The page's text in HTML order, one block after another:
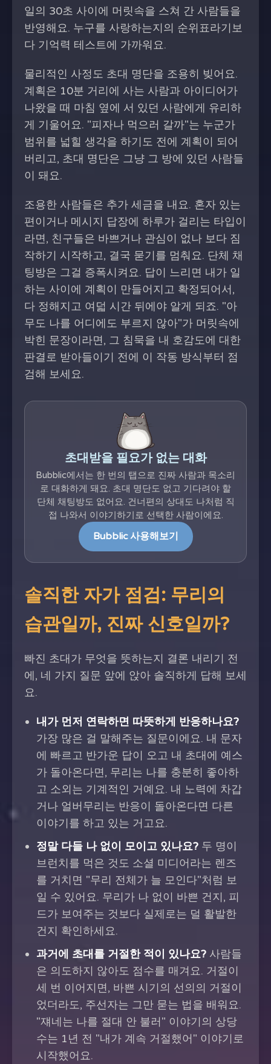
일의 30초 사이에 머릿속을 스쳐 간 사람들을
반영해요. 누구를 사랑하는지의 순위표라기보
다 기억력 테스트에 가까워요.
물리적인 사정도 초대 명단을 조용히 빚어요.
계획은 10분 거리에 사는 사람과 아이디어가
나왔을 때 마침 옆에 서 있던 사람에게 유리하
게 기울어요. "피자나 먹으러 갈까"는 누군가
범위를 넓힐 생각을 하기도 전에 계획이 되어
버리고, 초대 명단은 그냥 그 방에 있던 사람들
이 돼요.
조용한 사람들은 추가 세금을 내요. 혼자 있는
편이거나 메시지 답장에 하루가 걸리는 타입이
라면, 친구들은 바쁘거나 관심이 없나 보다 짐
작하기 시작하고, 결국 묻기를 멈춰요. 단체 채
팅방은 그걸 증폭시켜요. 답이 느리면 내가 일
하는 사이에 계획이 만들어지고 확정되어서,
다 정해지고 여덟 시간 뒤에야 알게 되죠. "아
무도 나를 어디에도 부르지 않아"가 머릿속에
박힌 문장이라면, 그 침묵을 내 호감도에 대한
판결로 받아들이기 전에 이 작동 방식부터 점
검해 보세요.
초대받을 필요가 없는 대화
Bubblic에서는 한 번의 탭으로 진짜 사람과 목소리
로 대화하게 돼요. 초대 명단도 없고 기다려야 할
단체 채팅방도 없어요. 건너편의 상대도 나처럼 직
접 나와서 이야기하기로 선택한 사람이에요.
Bubblic 사용해보기
솔직한 자가 점검: 무리의
습관일까, 진짜 신호일까?
빠진 초대가 무엇을 뜻하는지 결론 내리기 전
에, 네 가지 질문 앞에 앉아 솔직하게 답해 보세
요.
내가 먼저 연락하면 따뜻하게 반응하나요?
가장 많은 걸 말해주는 질문이에요. 내 문자
에 빠르고 반가운 답이 오고 내 초대에 예스
가 돌아온다면, 무리는 나를 충분히 좋아하
고 소외는 기계적인 거예요. 내 노력에 차갑
거나 얼버무리는 반응이 돌아온다면 다른
이야기를 하고 있는 거고요.
정말 다들 나 없이 모이고 있나요? 두 명이
브런치를 먹은 것도 소셜 미디어라는 렌즈
를 거치면 "무리 전체가 늘 모인다"처럼 보
일 수 있어요. 무리가 나 없이 바쁜 건지, 피
드가 보여주는 것보다 실제로는 덜 활발한
건지 확인하세요.
과거에 초대를 거절한 적이 있나요? 사람들
은 의도하지 않아도 점수를 매겨요. 거절이
세 번 이어지면, 바쁜 시기의 선의의 거절이
었더라도, 주선자는 그만 묻는 법을 배워요.
"쟤네는 나를 절대 안 불러" 이야기의 상당
수는 1년 전 "내가 계속 거절했어" 이야기로
시작했어요.